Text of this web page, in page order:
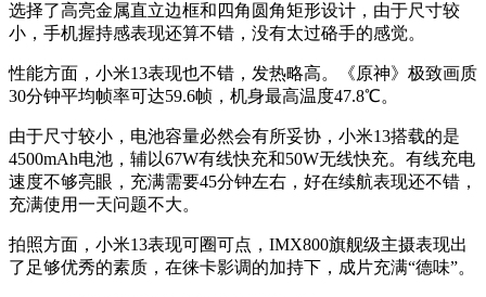
选择了高亮金属直立边框和四角圆角矩形设计，由于尺寸较
小，手机握持感表现还算不错，没有太过硌手的感觉。
性能方面，小米13表现也不错，发热略高。《原神》极致画质
30分钟平均帧率可达59.6帧，机身最高温度47.8℃。
由于尺寸较小，电池容量必然会有所妥协，小米13搭载的是
4500mAh电池，辅以67W有线快充和50W无线快充。有线充电
速度不够亮眼，充满需要45分钟左右，好在续航表现还不错，
充满使用一天问题不大。
拍照方面，小米13表现可圈可点，IMX800旗舰级主摄表现出
了足够优秀的素质，在徕卡影调的加持下，成片充满“德味”。